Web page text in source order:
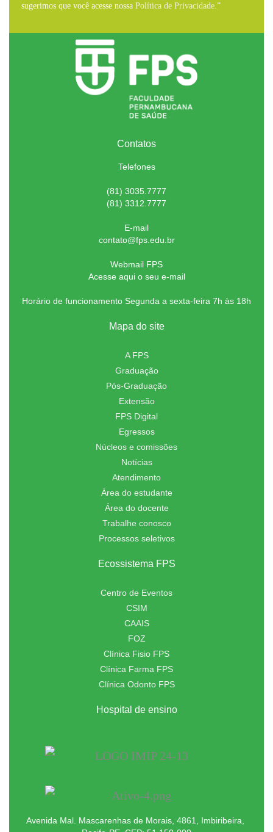
sugerimos que você acesse nossa Política de Privacidade .”
Contatos
Telefones
(81) 3035.7777
(81) 3312.7777
E-mail
contato@fps.edu.br
Webmail FPS
Acesse aqui o seu e-mail
Horário de funcionamento Segunda a sexta-feira 7h às 18h
Mapa do site
A FPS
Graduação
Pós-Graduação
Extensão
FPS Digital
Egressos
Núcleos e comissões
Notícias
Atendimento
Área do estudante
Área do docente
Trabalhe conosco
Processos seletivos
Ecossistema FPS
Centro de Eventos
CSIM
CAAIS
FOZ
Clínica Fisio FPS
Clínica Farma FPS
Clínica Odonto FPS
Hospital de ensino
Avenida Mal. Mascarenhas de Morais, 4861, Imbiribeira,